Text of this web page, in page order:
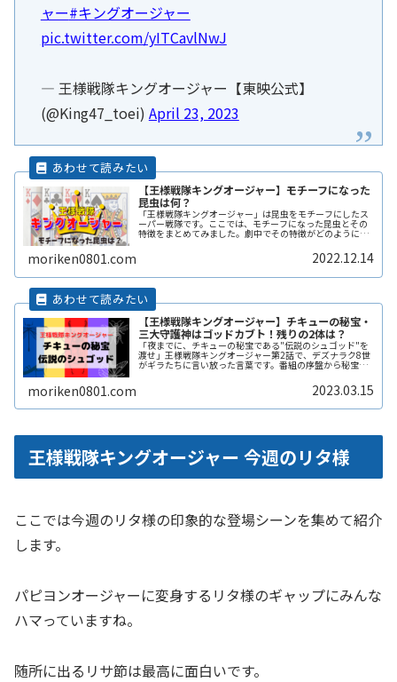
ャー#キングオージャー
pic.twitter.com/yITCavlNwJ
— 王様戦隊キングオージャー【東映公式】
(@King47_toei) April 23, 2023
【王様戦隊キングオージャー】モチーフになった
昆虫は何？
「王様戦隊キングオージャー」は昆虫をモチーフにしたス
ーパー戦隊です。ここでは、モチーフになった昆虫とその
特徴をまとめてみました。劇中でその特徴がどのように描
かれるのかも注目ですね。今後、追加の昆虫も登場しそう
なので、随時まとめていきます。お楽しみに！
moriken0801.com 2022.12.14
【王様戦隊キングオージャー】チキューの秘宝・
三大守護神はゴッドカブト！残りの2体は？
「夜までに、チキューの秘宝である"伝説のシュゴッド"を
渡せ」王様戦隊キングオージャー第2話で、デズナラク8世
がギラたちに言い放った言葉です。番組の序盤から秘宝？
moriken0801.com 2023.03.15
王様戦隊キングオージャー 今週のリタ様
ここでは今週のリタ様の印象的な登場シーンを集めて紹介
します。
パピヨンオージャーに変身するリタ様のギャップにみんな
ハマっていますね。
随所に出るリサ節は最高に面白いです。